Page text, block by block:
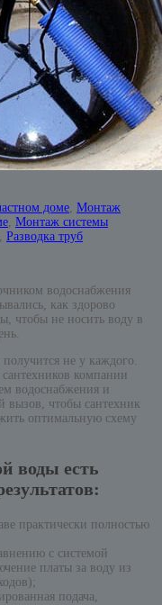
доме, Монтаж
, Монтаж системы
, Разводка труб
водоснабжения
как здорово
чтобы не носить воду в
получится не у каждого.
сантехников компании
водоснабжения и
вызов, чтобы сантехник
оптимальную схему
воды есть
практически полностью
с системой
платы за воду из
подача,